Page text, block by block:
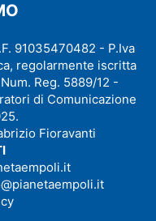
91035470482 - P.Iva
regolarmente iscritta
Reg. 5889/12 -
di Comunicazione
Fioravanti